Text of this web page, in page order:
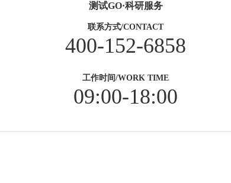
测试GO·科研服务
联系方式/CONTACT
400-152-6858
工作时间/WORK TIME
09:00-18:00